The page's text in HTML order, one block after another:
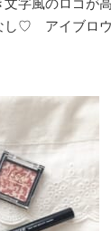
し♡ アイブロ